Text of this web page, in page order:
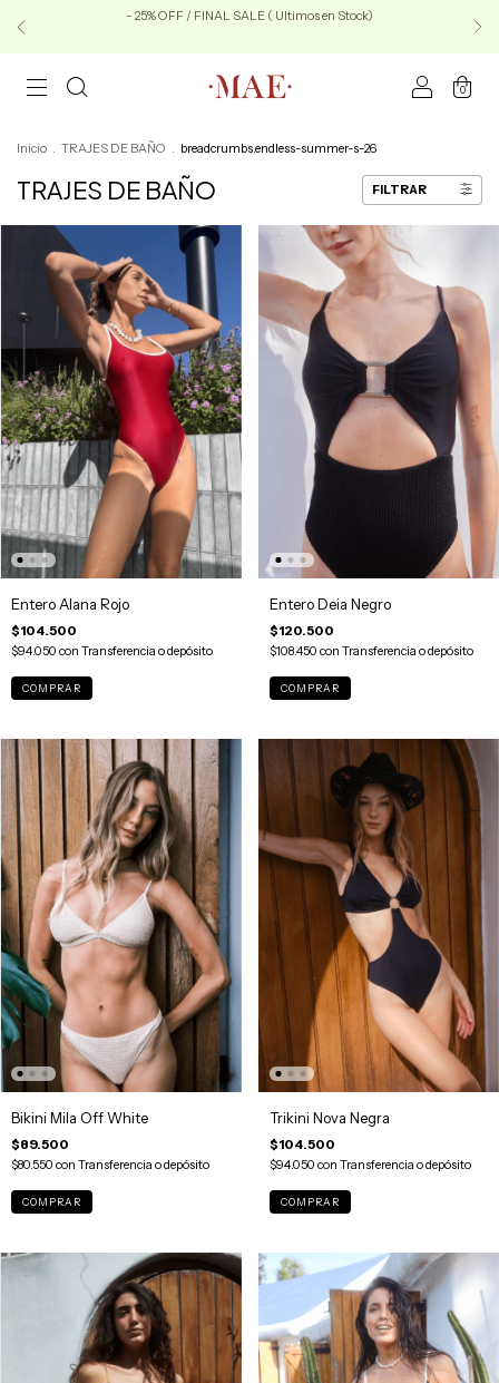
- 25% OFF / FINAL SALE ( Ultimos en Stock)
0
Inicio . TRAJES DE BAÑO . breadcrumbs.endless-summer-s-26
TRAJES DE BAÑO FILTRAR
Entero Alana Rojo
$104.500
$94.050 con Transferencia o depósito
COMPRAR
Entero Deia Negro
$120.500
$108.450 con Transferencia o depósito
COMPRAR
Bikini Mila Off White
$89.500
$80.550 con Transferencia o depósito
COMPRAR
Trikini Nova Negra
$104.500
$94.050 con Transferencia o depósito
COMPRAR